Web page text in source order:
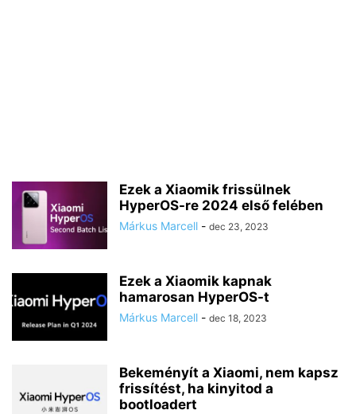
Ezek a Xiaomik frissülnek
HyperOS-re 2024 első felében
Márkus Marcell - dec 23, 2023
Ezek a Xiaomik kapnak
hamarosan HyperOS-t
Márkus Marcell - dec 18, 2023
Bekeményít a Xiaomi, nem kapsz
frissítést, ha kinyitod a
bootloadert